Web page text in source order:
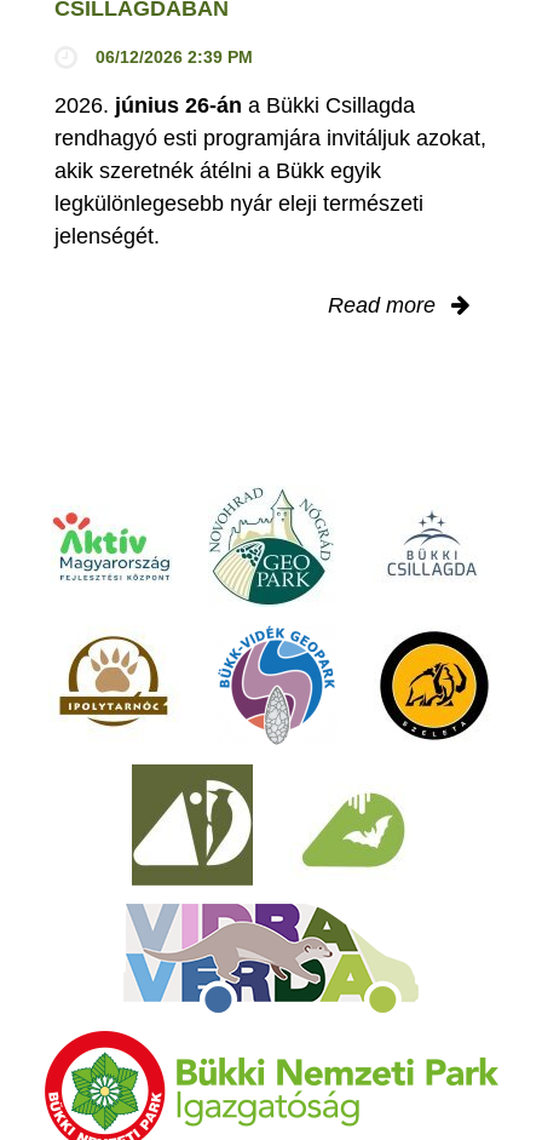
CSILLAGDÁBAN
06/12/2026 2:39 PM
2026. június 26-án a Bükki Csillagda
rendhagyó esti programjára invitáljuk azokat,
akik szeretnék átélni a Bükk egyik
legkülönlegesebb nyár eleji természeti
jelenségét.
Read more